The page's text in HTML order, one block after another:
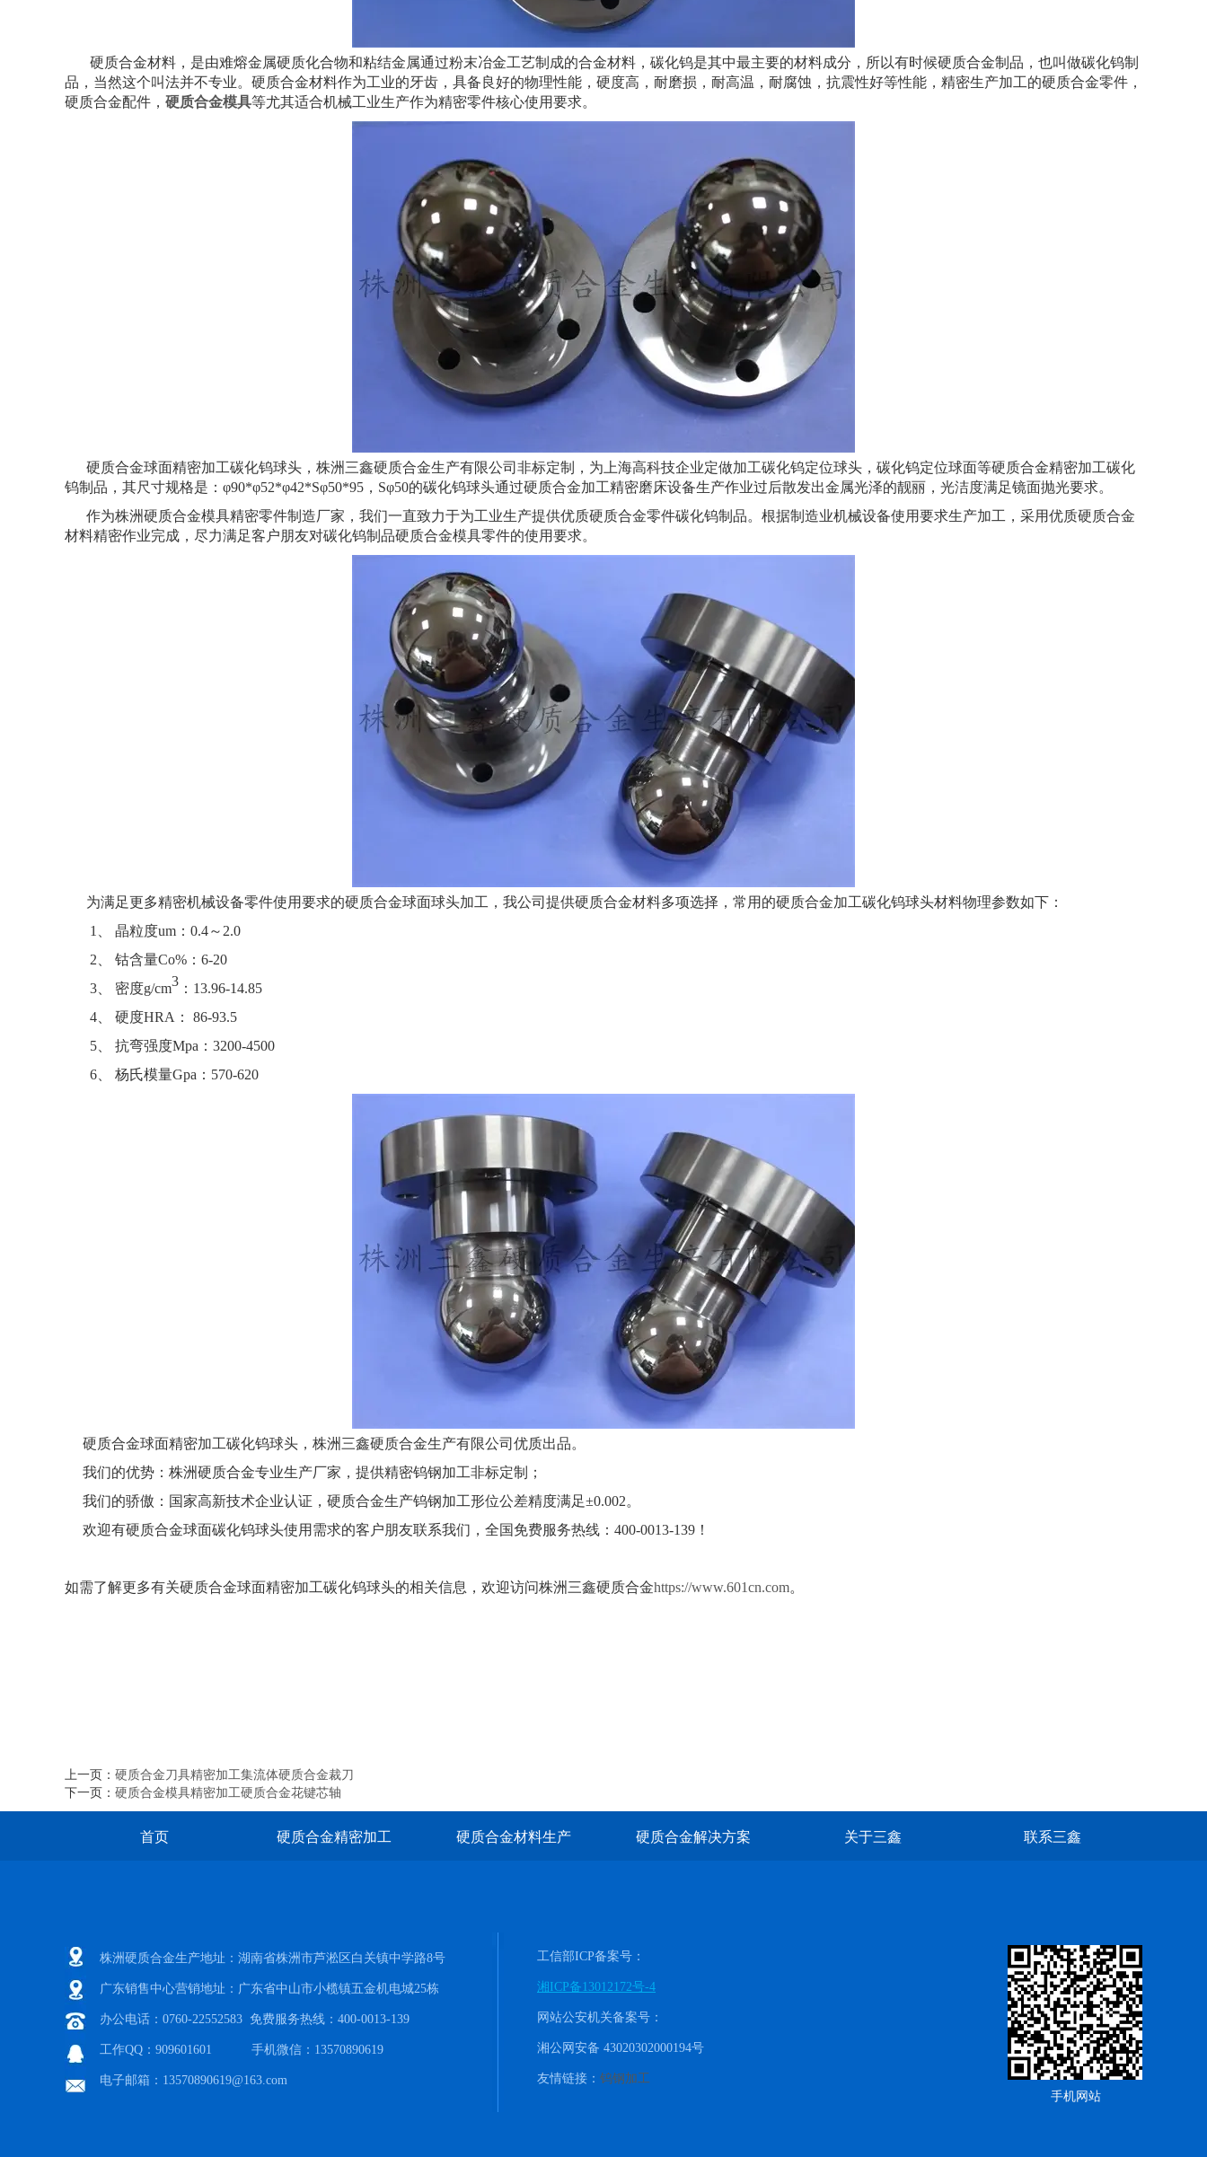
硬质合金材料，是由难熔金属硬质化合物和粘结金属通过粉末冶金工艺制成的合金材料，碳化钨是其中最主要的材料成分，所以有时候硬质合金制品，也叫做碳化钨制
品，当然这个叫法并不专业。硬质合金材料作为工业的牙齿，具备良好的物理性能，硬度高，耐磨损，耐高温，耐腐蚀，抗震性好等性能，精密生产加工的硬质合金零件，
硬质合金配件， 硬质合金模具等尤其适合机械工业生产作为精密零件核心使用要求。
硬质合金球面精密加工碳化钨球头，株洲三鑫硬质合金生产有限公司非标定制，为上海高科技企业定做加工碳化钨定位球头，碳化钨定位球面等硬质合金精密加工碳化
钨制品，其尺寸规格是：φ90*φ52*φ42*Sφ50*95，Sφ50的碳化钨球头通过硬质合金加工精密磨床设备生产作业过后散发出金属光泽的靓丽，光洁度满足镜面抛光要求。
作为株洲硬质合金模具精密零件制造厂家，我们一直致力于为工业生产提供优质硬质合金零件碳化钨制品。根据制造业机械设备使用要求生产加工，采用优质硬质合金
材料精密作业完成，尽力满足客户朋友对碳化钨制品硬质合金模具零件的使用要求。
为满足更多精密机械设备零件使用要求的硬质合金球面球头加工，我公司提供硬质合金材料多项选择，常用的硬质合金加工碳化钨球头材料物理参数如下：
1、 晶粒度um：0.4～2.0
2、 钴含量Co%：6-20
3、 密度g/cm3 ：13.96-14.85
4、 硬度HRA： 86-93.5
5、 抗弯强度Mpa：3200-4500
6、 杨氏模量Gpa：570-620
硬质合金球面精密加工碳化钨球头，株洲三鑫硬质合金生产有限公司优质出品。
我们的优势：株洲硬质合金专业生产厂家，提供精密钨钢加工非标定制；
我们的骄傲：国家高新技术企业认证，硬质合金生产钨钢加工形位公差精度满足±0.002。
欢迎有硬质合金球面碳化钨球头使用需求的客户朋友联系我们，全国免费服务热线：400-0013-139！
如需了解更多有关硬质合金球面精密加工碳化钨球头的相关信息，欢迎访问株洲三鑫硬质合金https://www.601cn.com。
上一页： 硬质合金刀具精密加工集流体硬质合金裁刀
下一页： 硬质合金模具精密加工硬质合金花键芯轴
株洲硬质合金生产地址：湖南省株洲市芦淞区白关镇中学路8号
广东销售中心营销地址：广东省中山市小榄镇五金机电城25栋
办公电话：0760-22552583 免费服务热线：400-0013-139
工作QQ：909601601 手机微信：13570890619
电子邮箱：13570890619@163.com
工信部ICP备案号：
湘ICP备13012172号-4
网站公安机关备案号：
湘公网安备 43020302000194号
友情链接： 钨钢加工
手机网站
首页 硬质合金精密加工 硬质合金材料生产 硬质合金解决方案 关于三鑫 联系三鑫